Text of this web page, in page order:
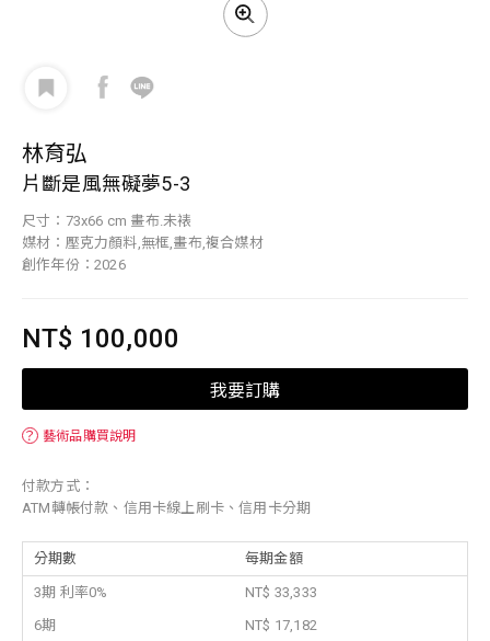
林育弘
片斷是風無礙夢5-3
尺寸：73x66 cm 畫布.未裱
媒材：壓克力顏料,無框,畫布,複合媒材
創作年份：2026
NT$ 100,000
我要訂購
？ 藝術品購買說明
付款方式：
ATM轉帳付款、信用卡線上刷卡、信用卡分期
分期數 每期金額
3期 利率0%
NT$ 33,333
6期
NT$ 17,182